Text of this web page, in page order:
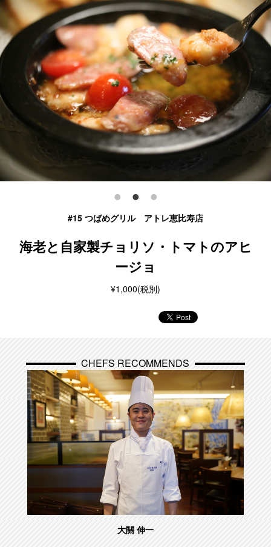
#15 つばめグリル アトレ恵比寿店
海老と自家製チョリソ・トマトのアヒ
ージョ
¥1,000(税別)
CHEFS RECOMMENDS
大關 伸一